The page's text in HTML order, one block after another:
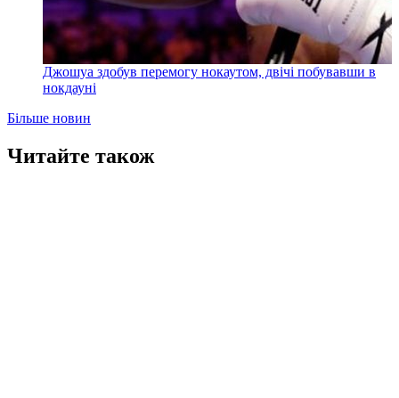
Джошуа здобув перемогу нокаутом, двічі побувавши в
нокдауні
Більше новин
Читайте також